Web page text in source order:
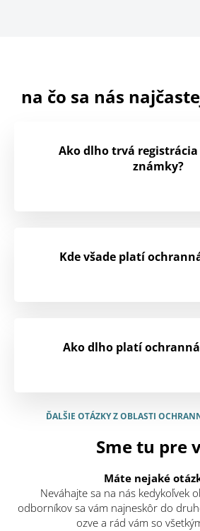
na čo sa nás
Ako dlho trvá
známky?
Kde všade platí
Ako dlho platí
ĎALŠIE OTÁZKY Z OBLASTI
Sme tu pre
Máte nejaké
Neváhajte sa na nás kedykoľvek
odborníkov sa vám najneskôr do
ozve a rád vám so